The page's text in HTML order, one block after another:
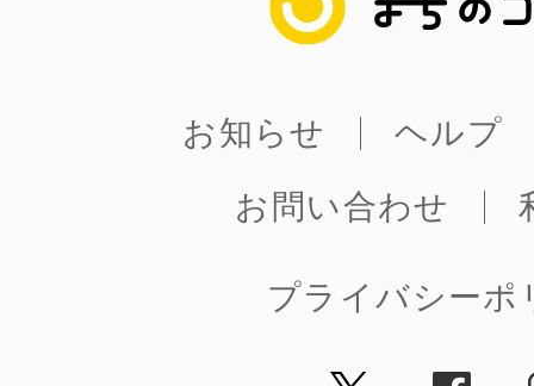
お知らせ
ヘルプ
お問い合わせ
プライバシーポ
お知らせ
ヘルプ
お問い合わせ
プライバシーポ